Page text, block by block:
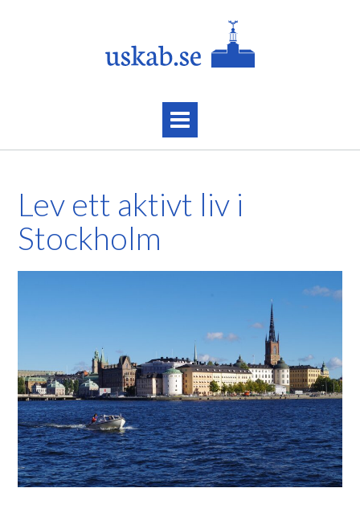
Lev ett aktivt liv i
Stockholm